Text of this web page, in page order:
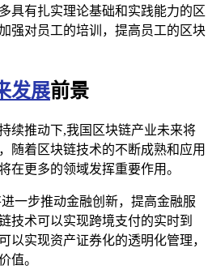
具有扎实理论基础和实践能力的区
强对员工的培训，提高员工的区块
发展前景
续推动下,我国区块链产业未来将
随着区块链技术的不断成熟和应用
在更多的领域发挥重要作用。
一步推动金融创新，提高金融服
技术可以实现跨境支付的实时到
以实现资产证券化的透明化管理，
值。